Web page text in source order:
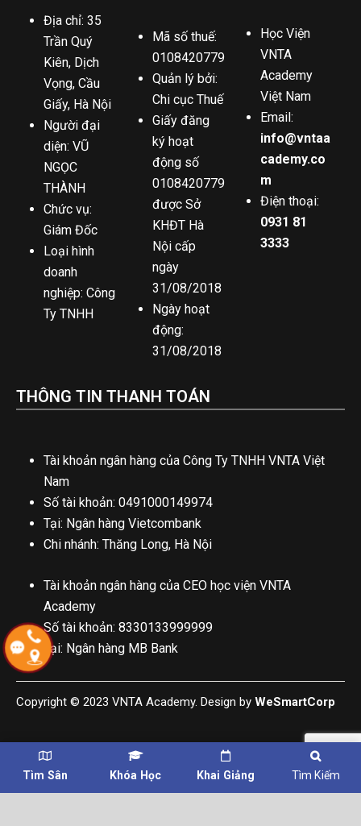
Địa chỉ: 35
Trần Quý
Kiên, Dịch
Vọng, Cầu
Giấy, Hà Nội
Người đại
diện: VŨ
NGỌC
THÀNH
Chức vụ:
Giám Đốc
Loại hình
doanh
nghiệp: Công
Ty TNHH
Mã số thuế:
0108420779
Quản lý bởi:
Chi cục Thuế
Giấy đăng
ký hoạt
động số
0108420779
được Sở
KHĐT Hà
Nội cấp
ngày
31/08/2018
Ngày hoạt
động:
31/08/2018
Học Viện
VNTA
Academy
Việt Nam
Email:
info@vntaa
cademy.co
m
Điện thoại:
0931 81
3333
THÔNG TIN THANH TOÁN
Tài khoản ngân hàng của Công Ty TNHH VNTA Việt
Nam
Số tài khoản: 0491000149974
Tại: Ngân hàng Vietcombank
Chi nhánh: Thăng Long, Hà Nội
Tài khoản ngân hàng của CEO học viện VNTA
Academy
Số tài khoản: 8330133999999
Tại: Ngân hàng MB Bank
Copyright © 2023 VNTA Academy. Design by WeSmartCorp
Tìm Sân Khóa Học Khai Giảng Tìm Kiếm